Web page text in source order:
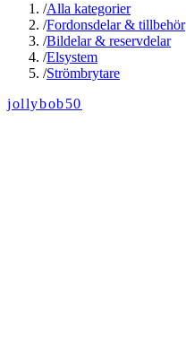
/Alla kategorier
/Fordonsdelar & tillbehör
/Bildelar & reservdelar
/Elsystem
/Strömbrytare
jollybob50